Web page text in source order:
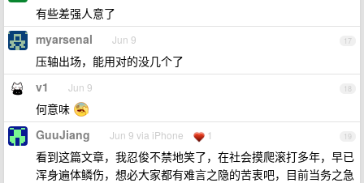
有些差强人意了
17
myarsenal Jun 9
压轴出场，能用对的没几个了
18
v1 Jun 9
何意味
19
GuuJiang Jun 9 via iPhone 1
看到这篇文章，我忍俊不禁地笑了，在社会摸爬滚打多年，早已
浑身遍体鳞伤，想必大家都有难言之隐的苦衷吧，目前当务之急